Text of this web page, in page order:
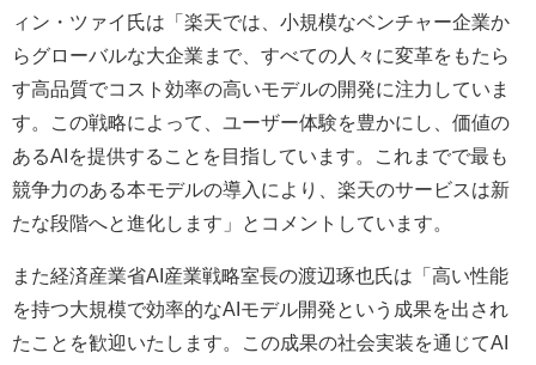
ィン・ツァイ氏は「楽天では、小規模なベンチャー企業か
らグローバルな大企業まで、すべての人々に変革をもたら
す高品質でコスト効率の高いモデルの開発に注力していま
す。この戦略によって、ユーザー体験を豊かにし、価値の
あるAIを提供することを目指しています。これまでで最も
競争力のある本モデルの導入により、楽天のサービスは新
たな段階へと進化します」とコメントしています。
また経済産業省AI産業戦略室長の渡辺琢也氏は「高い性能
を持つ大規模で効率的なAIモデル開発という成果を出され
たことを歓迎いたします。この成果の社会実装を通じてAI